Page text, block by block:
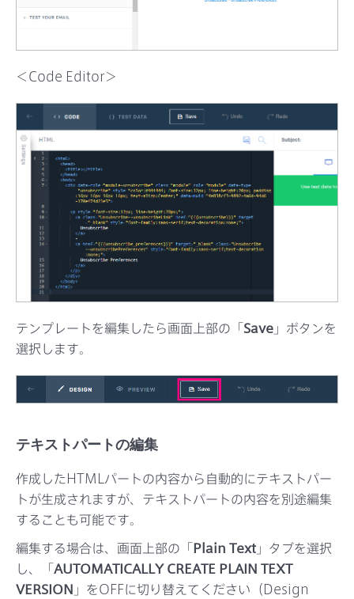
＜Code Editor＞
テンプレートを編集したら画面上部の「Save 」ボタンを
選択します。
テキストパートの編集
作成したHTMLパートの内容から自動的にテキストパー
トが生成されますが、テキストパートの内容を別途編集
することも可能です。
編集する場合は、画面上部の「Plain Text 」タブを選択
し、「AUTOMATICALLY CREATE PLAIN TEXT
VERSION 」をOFFに切り替えてください（Design